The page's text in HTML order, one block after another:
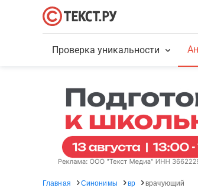
Проверка уникальности
Главная Синонимы вр врачующий